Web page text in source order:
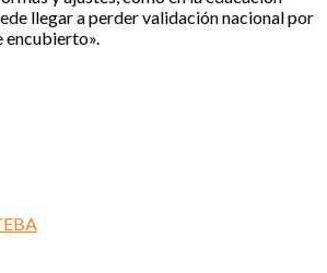
llegar a perder validación nacional por
encubierto».